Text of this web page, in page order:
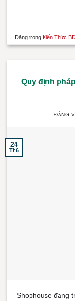
Đăng trongKiến Thức
Quy định
ĐĂNG
24
Th6
Shophouse đang